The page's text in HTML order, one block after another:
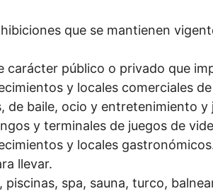
que se mantienen
carácter público o privado que
y locales comerciales
de baile, ocio y entretenimiento y
y terminales de juegos de
y locales
llevar.
piscinas, spa, sauna, turco,